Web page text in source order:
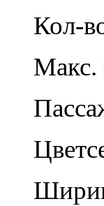
Кол-
Макс.
Цвет